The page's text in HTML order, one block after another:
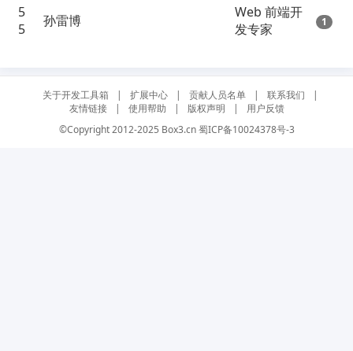
5
5
孙雷博
Web 前端开
发专家
1
关于开发工具箱 | 扩展中心 | 贡献人员名单 | 联系我们
|
友情链接
| 使用帮助 | 版权声明 |
用户反馈
©Copyright 2012-2025 Box3.cn蜀ICP备10024378号-3